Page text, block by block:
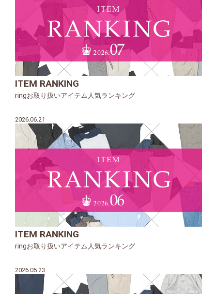
ITEM RANKING
ringお取り扱いアイテム人気ランキング
2026.06.21
ITEM RANKING
ringお取り扱いアイテム人気ランキング
2026.05.23